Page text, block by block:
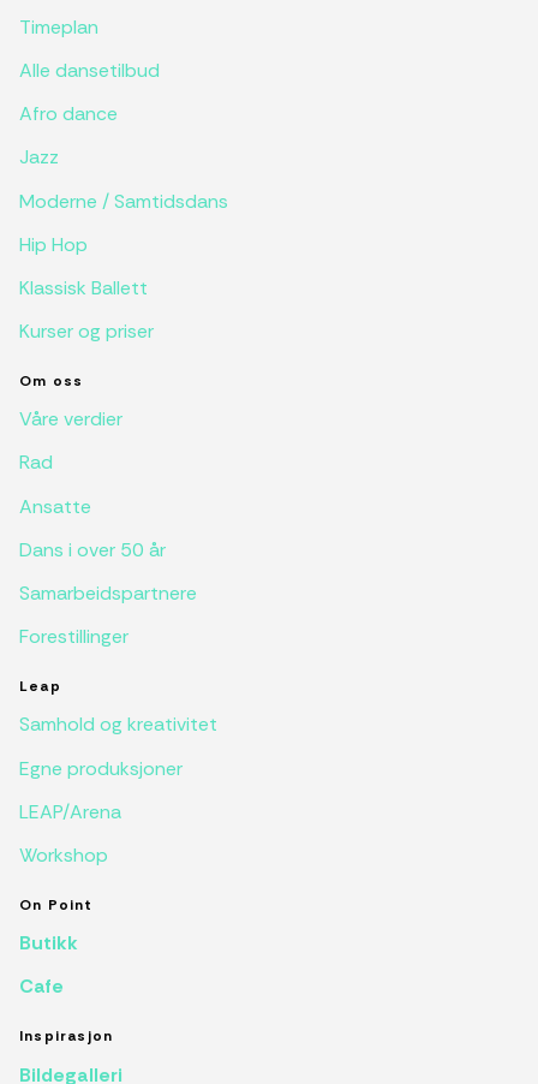
Timeplan
Alle dansetilbud
Afro dance
Jazz
Moderne / Samtidsdans
Hip Hop
Klassisk Ballett
Kurser og priser
Om oss
Våre verdier
Rad
Ansatte
Dans i over 50 år
Samarbeidspartnere
Forestillinger
Leap
Samhold og kreativitet
Egne produksjoner
LEAP/Arena
Workshop
On Point
Butikk
Cafe
Inspirasjon
Bildegalleri